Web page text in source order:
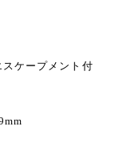
ケープメント付